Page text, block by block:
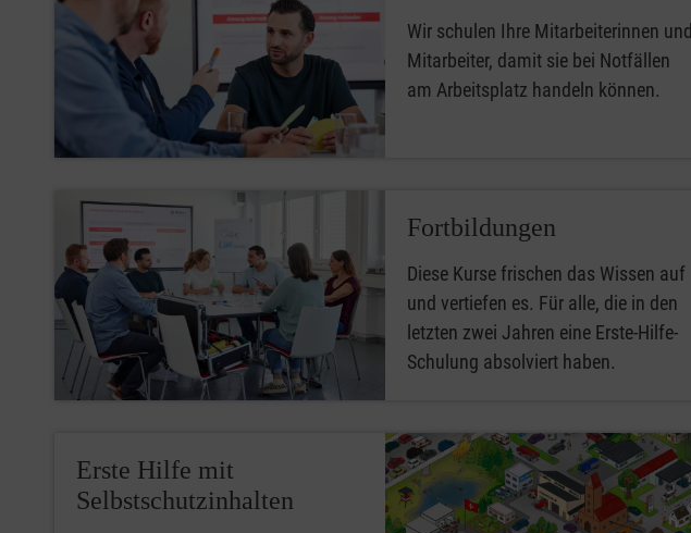
Wir schulen Ihre Mitarbeiterinnen und
Mitarbeiter, damit sie bei Notfällen
am Arbeitsplatz handeln können.
Fortbildungen
Diese Kurse frischen das Wissen auf
und vertiefen es. Für alle, die in den
letzten zwei Jahren eine Erste-Hilfe-
Schulung absolviert haben.
Erste Hilfe mit
Selbstschutzinhalten